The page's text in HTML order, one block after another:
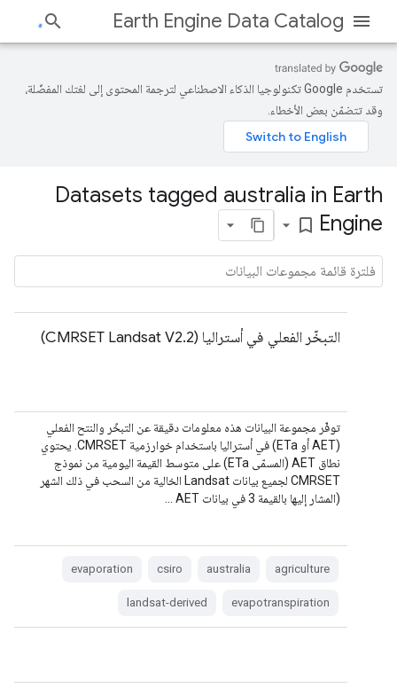
Earth Engine Data Catalog
تستخدم Google تكنولوجيا الذكاء الاصطناعي لترجمة المحتوى إلى لغتك المفضّلة،
وقد تتضمّن بعض الأخطاء.
Datasets tagged australia in Earth
Engine
bookmark_border
التبخّر الفعلي في أستراليا (CMRSET Landsat V2.2)
توفّر مجموعة البيانات هذه معلومات دقيقة عن التبخّر والنتح الفعلي
(AET أو ETa) في أستراليا باستخدام خوارزمية CMRSET. يحتوي
نطاق AET (المسمّى ETa) على متوسط القيمة اليومية من نموذج
CMRSET لجميع بيانات Landsat الخالية من السحب في ذلك الشهر
(المشار إليها بالقيمة 3 في بيانات AET …
agriculture
australia
csiro
evaporation
evapotranspiration
landsat-derived